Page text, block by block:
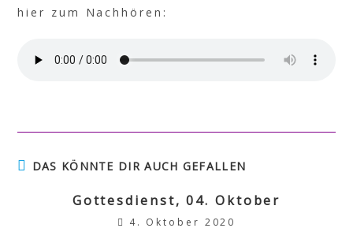
hier zum Nachhören:
DAS KÖNNTE DIR AUCH GEFALLEN
Gottesdienst, 04. Oktober
4. Oktober 2020